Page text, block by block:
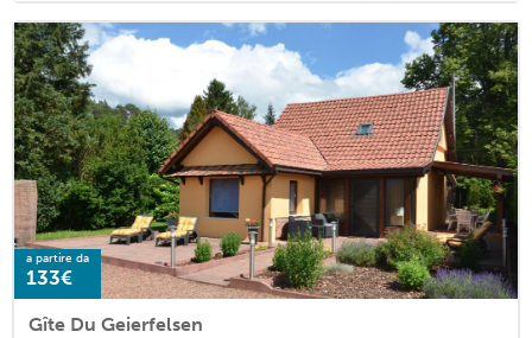
a partire da
133€
Gîte Du Geierfelsen